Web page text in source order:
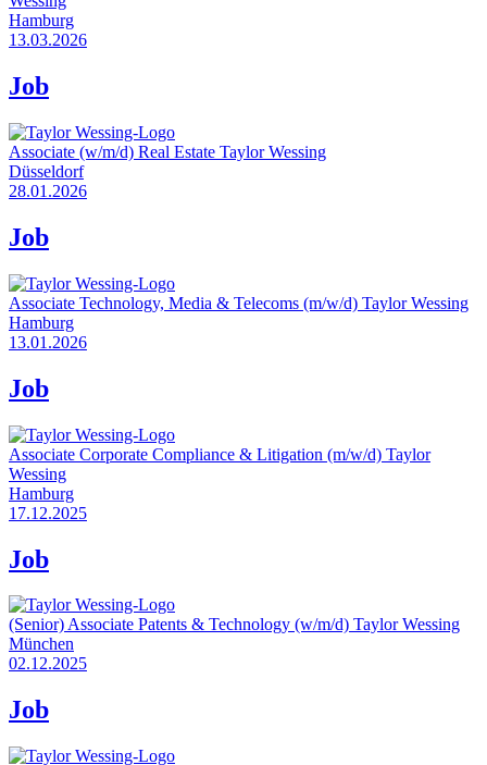
Hamburg
13.03.2026
Job
Associate (w/m/d) Real Estate Taylor Wessing
Düsseldorf
28.01.2026
Job
Associate Technology, Media & Telecoms (m/w/d) Taylor Wessing
Hamburg
13.01.2026
Job
Associate Corporate Compliance & Litigation (m/w/d) Taylor
Wessing
Hamburg
17.12.2025
Job
(Senior) Associate Patents & Technology (w/m/d) Taylor Wessing
München
02.12.2025
Job